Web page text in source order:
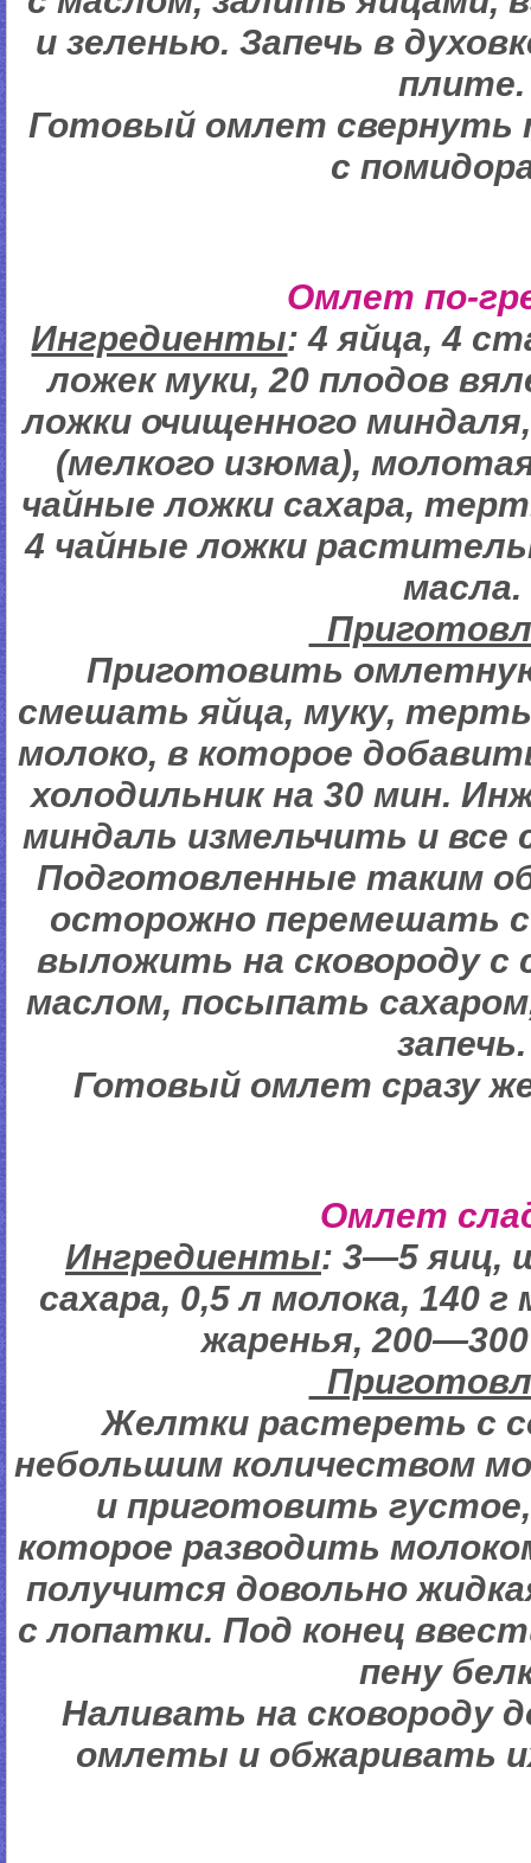
и зеленью. Запечь в
плите.
Готовый омлет свернуть
с
Омлет по-
Ингредиенты: 4 яйца, 4
ложек муки, 20 плодов
ложки очищенного
(мелкого изюма),
чайные ложки сахара,
4 чайные ложки
масла.
Приготовить
смешать яйца, муку,
молоко, в которое
холодильник на 30 мин.
миндаль измельчить и все
Подготовленные таким
осторожно перемешать
выложить на сковороду с
маслом, посыпать
запечь.
Готовый омлет сразу
Омлет
Ингредиенты: 3—5 яиц,
сахара, 0,5 л молока, 140 г
жаренья,
Желтки растереть с
небольшим количеством
и приготовить
которое разводить
получится довольно
с лопатки. Под конец
пену
Наливать на сковороду
омлеты и обжаривать